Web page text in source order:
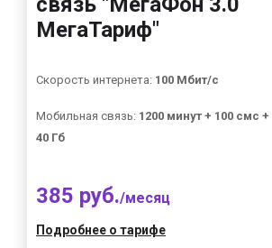
МегаТариф"
Скорость интернета: 100 Мбит/с
Мобильная связь: 1200 минут + 100 смс +
40 Гб
385 руб./месяц
Подробнее о тарифе